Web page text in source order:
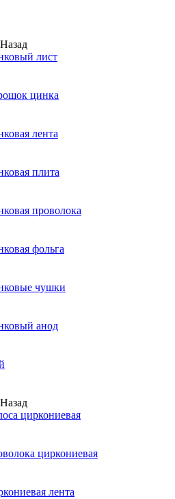
Назад
лист
цинка
лента
плита
проволока
фольга
чушки
анод
Назад
циркониевая
циркониевая
лента